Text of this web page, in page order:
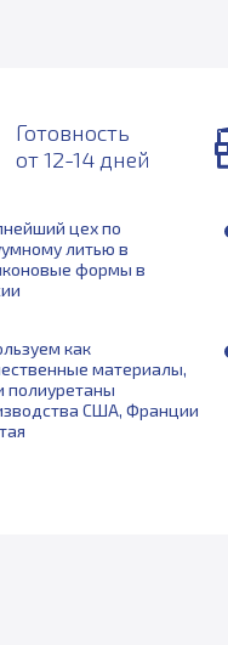
Готовность
от 12-14 дней
цех по
литью в
формы в
как
материалы,
полиуретаны
США, Франции